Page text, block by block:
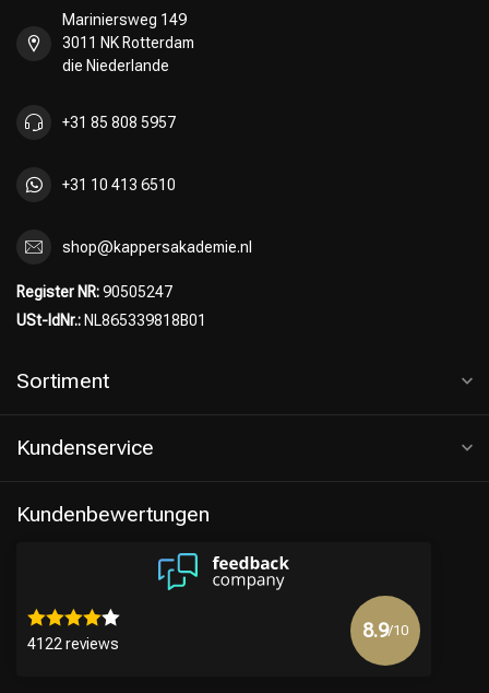
Mariniersweg 149
3011 NK Rotterdam
die Niederlande
+31 85 808 5957
+31 10 413 6510
shop@kappersakademie.nl
Register NR:90505247
USt-IdNr.: NL865339818B01
Sortiment
Kundenservice
Kundenbewertungen
4122 reviews
8.9/10